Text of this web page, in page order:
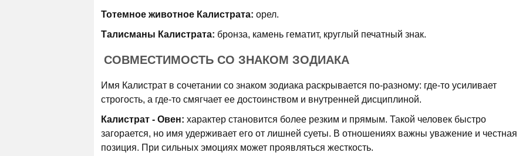
Тотемное животное Калистрата: орел.
Талисманы Калистрата: бронза, камень гематит, круглый печатный знак.
СОВМЕСТИМОСТЬ СО ЗНАКОМ ЗОДИАКА
Имя Калистрат в сочетании со знаком зодиака раскрывается по-разному: где-то усиливает
строгость, а где-то смягчает ее достоинством и внутренней дисциплиной.
Калистрат - Овен: характер становится более резким и прямым. Такой человек быстро
загорается, но имя удерживает его от лишней суеты. В отношениях важны уважение и честная
позиция. При сильных эмоциях может проявляться жесткость.